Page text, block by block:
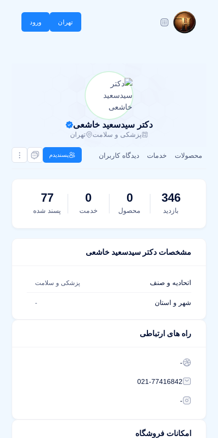
تهران ورود
دکتر سیدسعید خاشعی
پزشکی و سلامت تهران
محصولات خدمات دیدگاه کاربران پسندیدم
346
بازدید
0
محصول
0
خدمت
77
پسند شده
مشخصات دکتر سیدسعید خاشعی
اتحادیه و صنف پزشکی و سلامت
شهر و استان -
راه های ارتباطی
-
021-77416842
-
امکانات فروشگاه